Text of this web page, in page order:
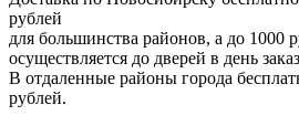
рублей
для большинства районов, а до 1000
осуществляется до дверей в день
В отдаленные районы города
рублей.